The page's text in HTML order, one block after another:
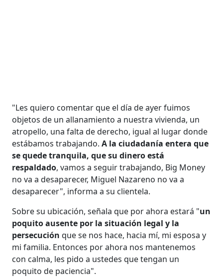
"Les quiero comentar que el día de ayer fuimos
objetos de un allanamiento a nuestra vivienda, un
atropello, una falta de derecho, igual al lugar donde
estábamos trabajando.A la ciudadanía entera que
se quede tranquila, que su dinero está
respaldado, vamos a seguir trabajando, Big Money
no va a desaparecer, Miguel Nazareno no va a
desaparecer", informa a su clientela.
Sobre su ubicación, señala que por ahora estará "un
poquito ausente por la situación legal y la
persecución que se nos hace, hacia mí, mi esposa y
mi familia. Entonces por ahora nos mantenemos
con calma, les pido a ustedes que tengan un
poquito de paciencia".